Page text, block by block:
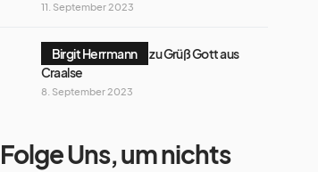
11. September 2023
Birgit Herrmann zuGrüß Gott aus
Craalse
8. September 2023
Folge Uns, um nichts